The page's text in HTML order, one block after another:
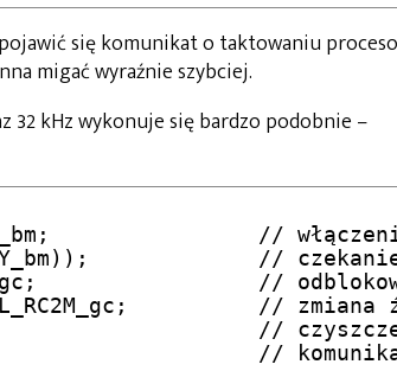
się komunikat o taktowaniu
migać wyraźnie szybciej.
kHz wykonuje się bardzo podobnie –
//
//
//
// zmiana
//
//